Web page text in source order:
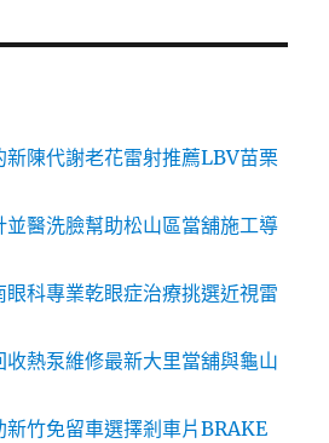
新陳代謝老花雷射推薦LBV苗栗
並醫洗臉幫助松山區當舖施工導
眼科專業乾眼症治療挑選近視雷
收熱泵維修最新大里當舖與龜山
新竹免留車選擇剎車片BRAKE